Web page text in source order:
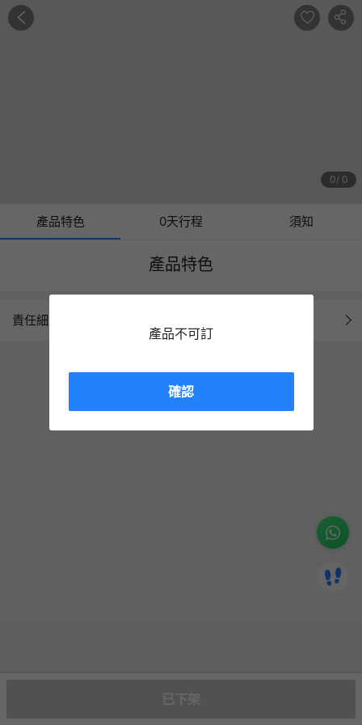
0 0
產品特色 0天行程 須知
產品特色
責任細則
產品不可訂
確認